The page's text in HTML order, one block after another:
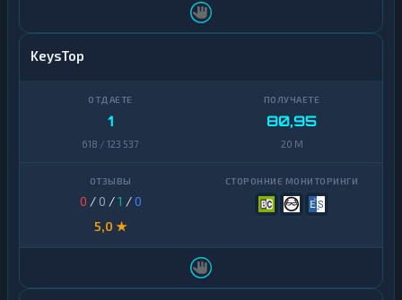
KeysTop
1
618 / 123 537
80,95
20 M
0 / 0 /1 /0
5,0 ★